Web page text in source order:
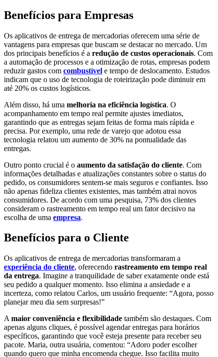
Benefícios para Empresas
Os aplicativos de entrega de mercadorias oferecem uma série de
vantagens para empresas que buscam se destacar no mercado. Um
dos principais benefícios é a redução de custos operacionais. Com
a automação de processos e a otimização de rotas, empresas podem
reduzir gastos com combustível e tempo de deslocamento. Estudos
indicam que o uso de tecnologia de roteirização pode diminuir em
até 20% os custos logísticos.
Além disso, há uma melhoria na eficiência logística. O
acompanhamento em tempo real permite ajustes imediatos,
garantindo que as entregas sejam feitas de forma mais rápida e
precisa. Por exemplo, uma rede de varejo que adotou essa
tecnologia relatou um aumento de 30% na pontualidade das
entregas.
Outro ponto crucial é o aumento da satisfação do cliente. Com
informações detalhadas e atualizações constantes sobre o status do
pedido, os consumidores sentem-se mais seguros e confiantes. Isso
não apenas fideliza clientes existentes, mas também atrai novos
consumidores. De acordo com uma pesquisa, 73% dos clientes
consideram o rastreamento em tempo real um fator decisivo na
escolha de uma empresa.
Benefícios para o Cliente
Os aplicativos de entrega de mercadorias transformaram a
experiência do cliente, oferecendo rastreamento em tempo real
da entrega. Imagine a tranquilidade de saber exatamente onde está
seu pedido a qualquer momento. Isso elimina a ansiedade e a
incerteza, como relatou Carlos, um usuário frequente: “Agora, posso
planejar meu dia sem surpresas!”
A maior conveniência e flexibilidade também são destaques. Com
apenas alguns cliques, é possível agendar entregas para horários
específicos, garantindo que você esteja presente para receber seu
pacote. Maria, outra usuária, comentou: “Adoro poder escolher
quando quero que minha encomenda chegue. Isso facilita muito